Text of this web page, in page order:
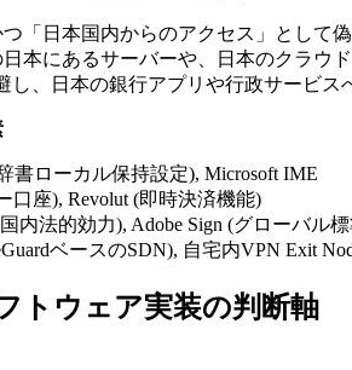
「日本国内からのアクセス」として
本にあるサーバーや、日本のクラウ
し、日本の銀行アプリや行政サービス
辞書ローカル保持設定), Microsoft IME
口座), Revolut (即時決済機能)
内法的効力), Adobe Sign (グローバル
ベースのSDN), 自宅内VPN Exit
トウェア実装の判断軸